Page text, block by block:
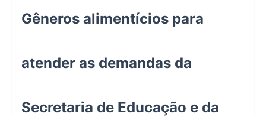
Gêneros alimentícios para
atender as demandas da
Secretaria de Educação e da